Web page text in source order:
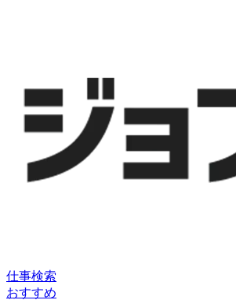
仕事検索
おすすめ